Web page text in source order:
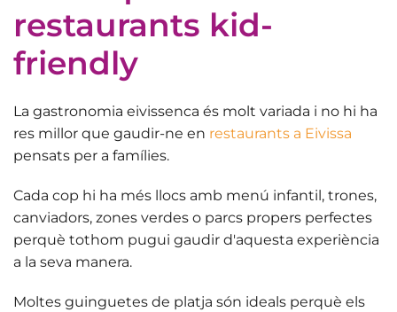
restaurants kid-
friendly
La gastronomia eivissenca és molt variada i no hi ha
res millor que gaudir-ne en restaurants a Eivissa
pensats per a famílies.
Cada cop hi ha més llocs amb menú infantil, trones,
canviadors, zones verdes o parcs propers perfectes
perquè tothom pugui gaudir d'aquesta experiència
a la seva manera.
Moltes guinguetes de platja són ideals perquè els